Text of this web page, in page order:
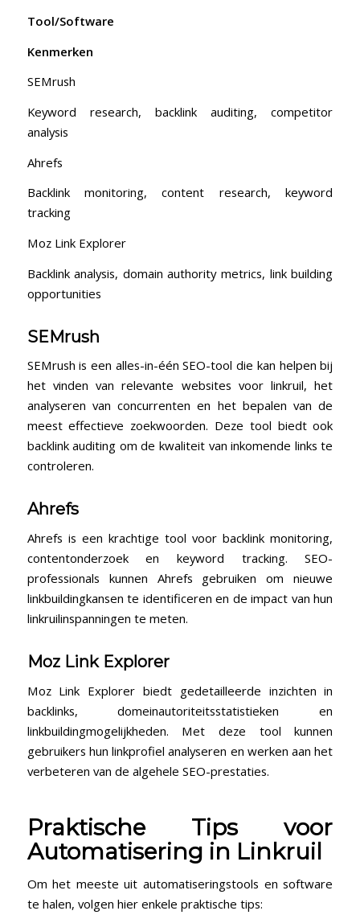
Tool/Software
Kenmerken
SEMrush
Keyword research, ⁤backlink auditing,⁣ competitor
analysis
Ahrefs
Backlink ‌monitoring, content research, keyword
tracking
Moz Link Explorer
Backlink analysis, domain ‌authority metrics, link building
opportunities
SEMrush
SEMrush is een⁤ alles-in-één SEO-tool die kan helpen bij
het vinden van relevante‌ websites voor linkruil, het⁢
analyseren van concurrenten en het bepalen van de
meest effectieve zoekwoorden. Deze tool biedt ook
‌backlink ⁤auditing⁤ om de kwaliteit van inkomende links te
controleren.
Ahrefs
Ahrefs is⁢ een krachtige tool voor ⁢backlink monitoring,
contentonderzoek en keyword tracking. SEO-
professionals kunnen​ Ahrefs gebruiken om nieuwe
linkbuildingkansen te identificeren ‍en ⁢de impact van hun
linkruilinspanningen te meten.
Moz Link ‍Explorer
Moz Link Explorer biedt gedetailleerde inzichten in
backlinks, domeinautoriteitsstatistieken en
linkbuildingmogelijkheden. Met ‍deze‌ tool kunnen
gebruikers ⁤hun linkprofiel analyseren en⁣ werken aan het
verbeteren van de algehele SEO-prestaties.
Praktische ⁤Tips voor
‌Automatisering in Linkruil
Om het meeste uit automatiseringstools⁤ en software
te⁣ halen, volgen hier enkele praktische tips: